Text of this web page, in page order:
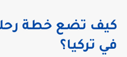
كيف تضع خطة
في تركيا؟